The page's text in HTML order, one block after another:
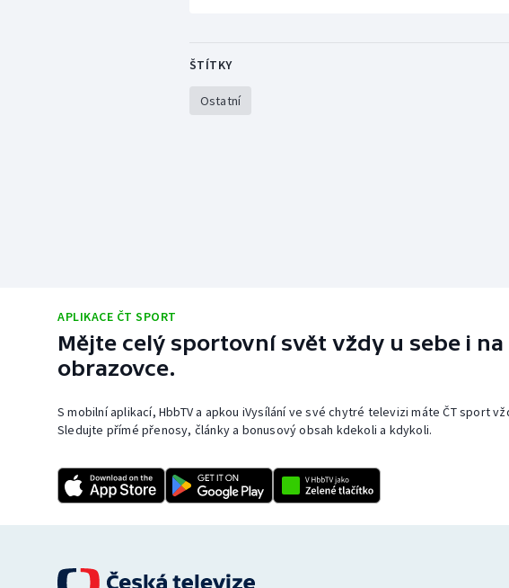
ŠTÍTKY
Ostatní
APLIKACE ČT SPORT
Mějte celý sportovní svět vždy u sebe i na
obrazovce.
S mobilní aplikací, HbbTV a apkou iVysílání ve své chytré televizi máte ČT sport
Sledujte přímé přenosy, články a bonusový obsah kdekoli a kdykoli.